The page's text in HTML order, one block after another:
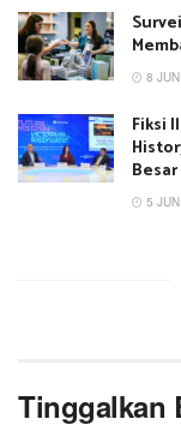
8
Fiksi
5
Tinggalkan